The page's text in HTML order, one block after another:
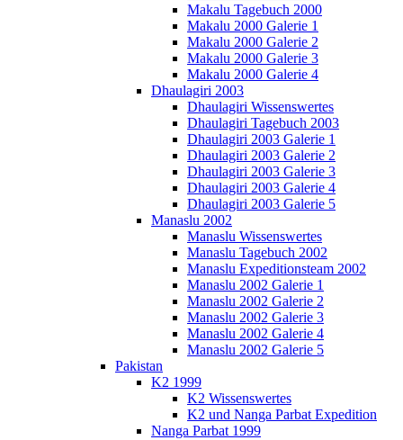
Makalu Tagebuch 2000
Makalu 2000 Galerie 1
Makalu 2000 Galerie 2
Makalu 2000 Galerie 3
Makalu 2000 Galerie 4
Dhaulagiri 2003
Dhaulagiri Wissenswertes
Dhaulagiri Tagebuch 2003
Dhaulagiri 2003 Galerie 1
Dhaulagiri 2003 Galerie 2
Dhaulagiri 2003 Galerie 3
Dhaulagiri 2003 Galerie 4
Dhaulagiri 2003 Galerie 5
Manaslu 2002
Manaslu Wissenswertes
Manaslu Tagebuch 2002
Manaslu Expeditionsteam 2002
Manaslu 2002 Galerie 1
Manaslu 2002 Galerie 2
Manaslu 2002 Galerie 3
Manaslu 2002 Galerie 4
Manaslu 2002 Galerie 5
Pakistan
K2 1999
K2 Wissenswertes
K2 und Nanga Parbat Expedition
Nanga Parbat 1999